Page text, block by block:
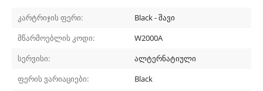
კარტრიჯის ფერი:
Black - შავი
მწარმოებლის კოდი:
W2000A
სერვისი:
ალტერნატიული
ფერის ვარიაციები:
Black